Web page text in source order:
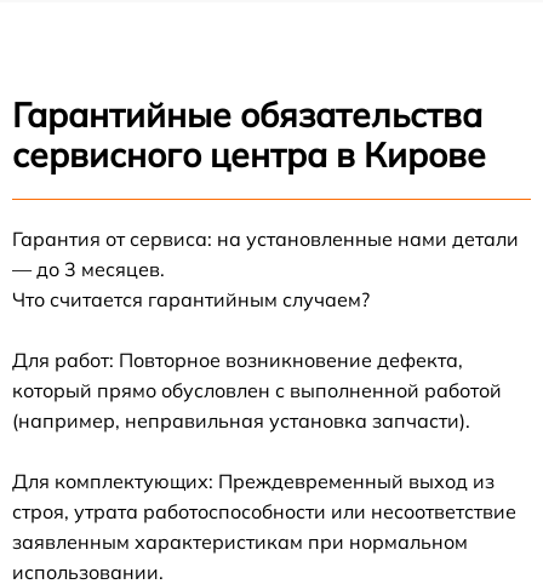
Гарантийные обязательства
сервисного центра в Кирове
Гарантия от сервиса: на установленные нами детали
— до 3 месяцев.
Что считается гарантийным случаем?
Для работ: Повторное возникновение дефекта,
который прямо обусловлен с выполненной работой
(например, неправильная установка запчасти).
Для комплектующих: Преждевременный выход из
строя, утрата работоспособности или несоответствие
заявленным характеристикам при нормальном
использовании.